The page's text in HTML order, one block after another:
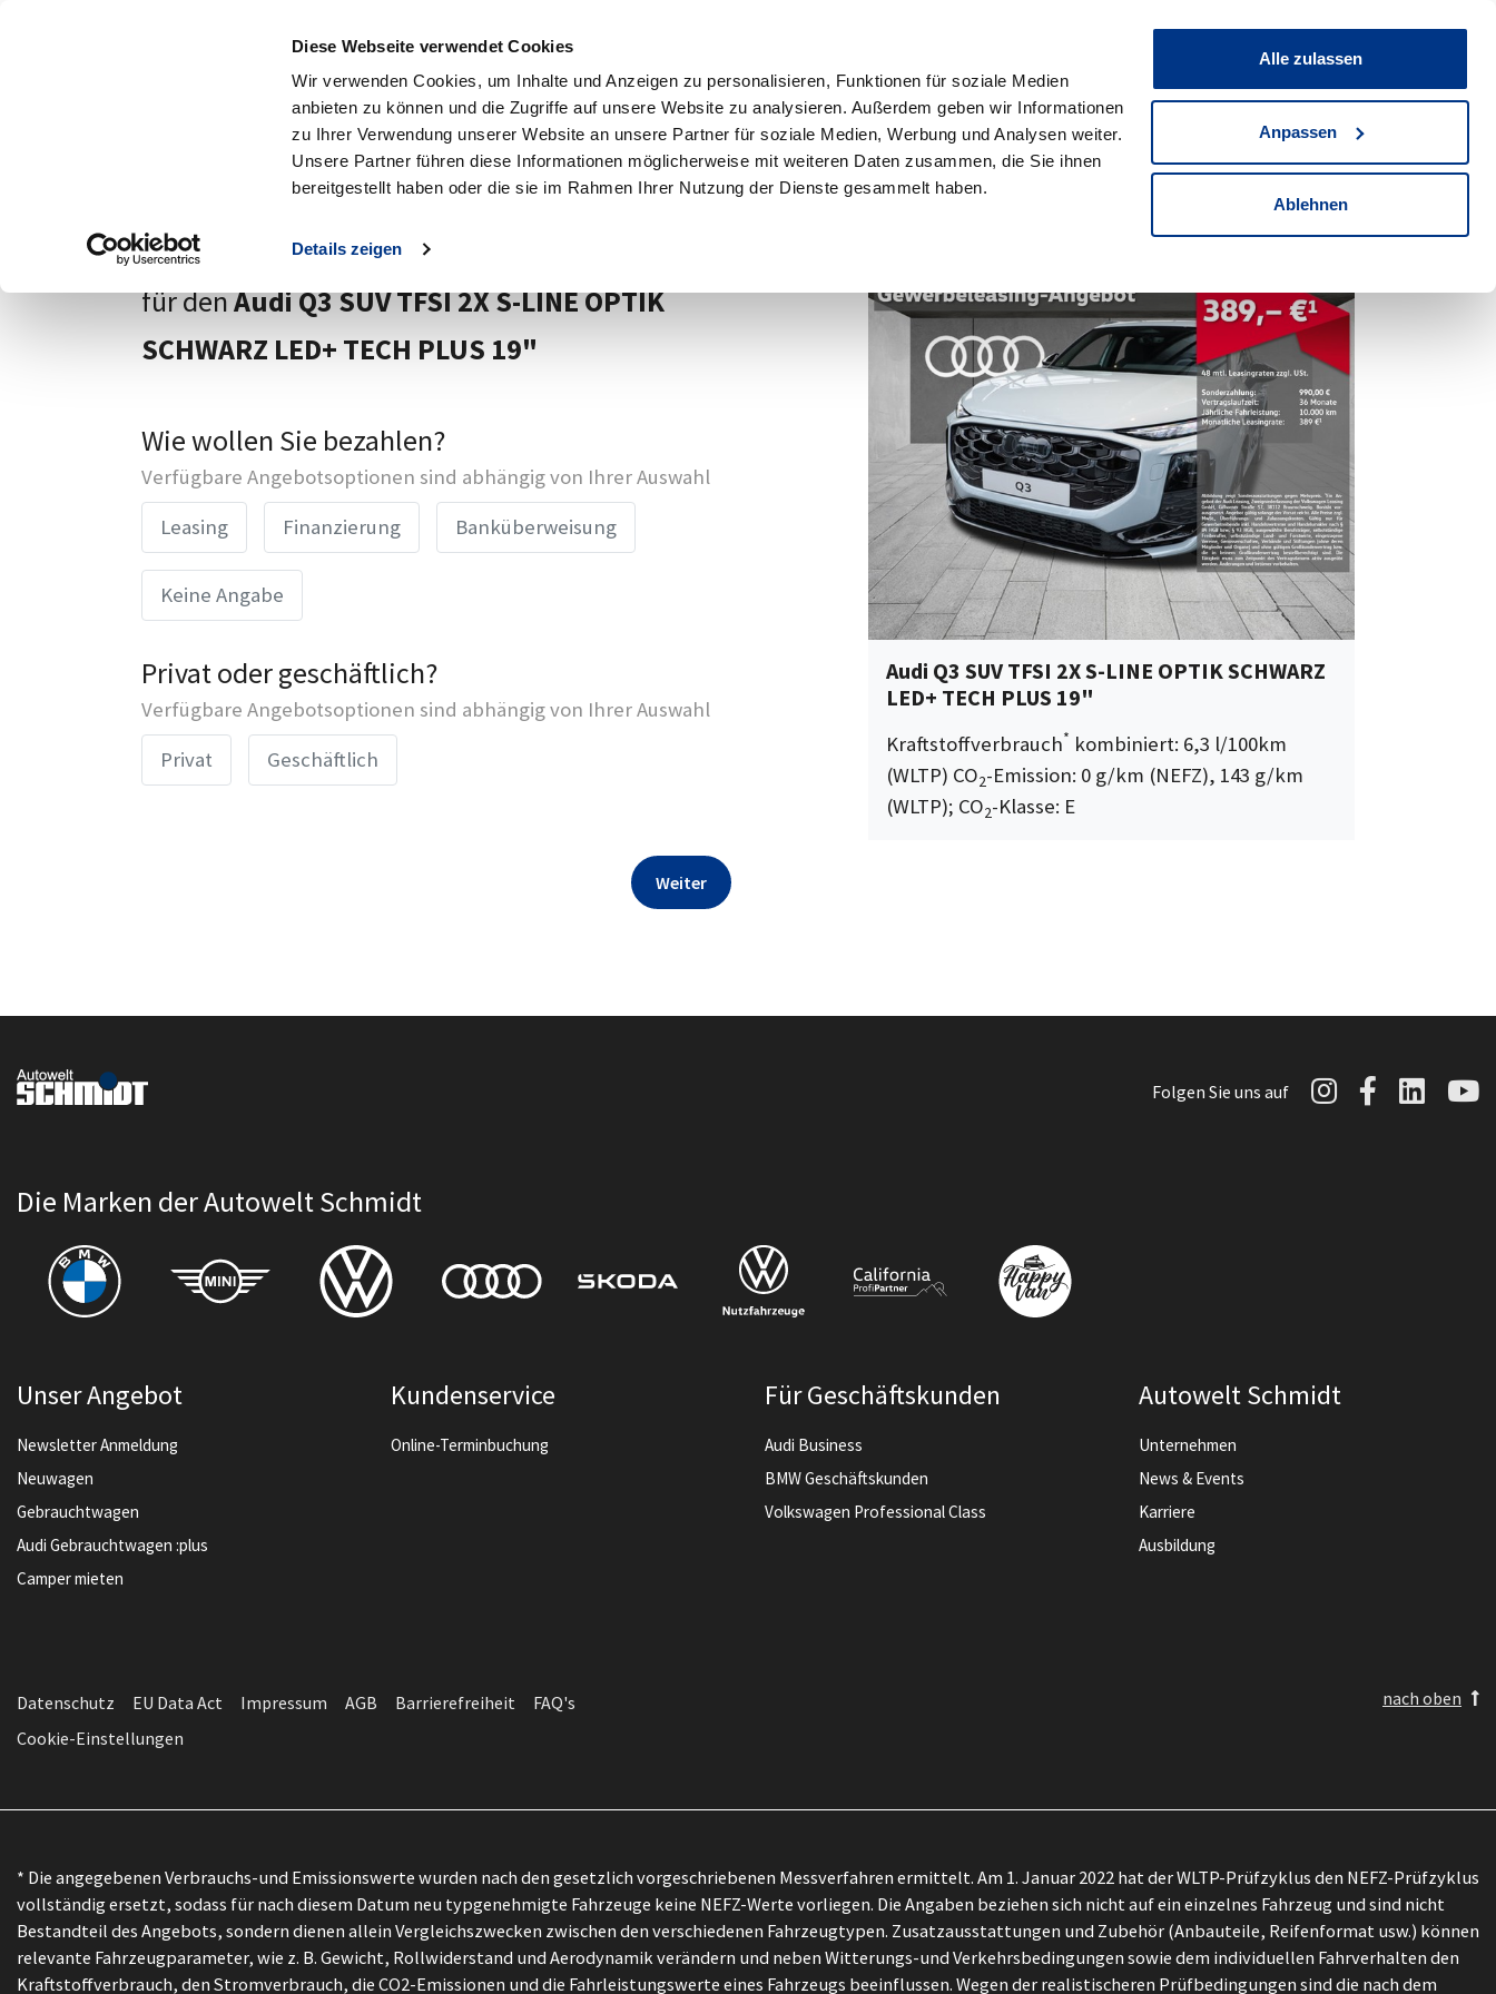
Diese Webseite verwendet Cookies
Wir verwenden Cookies, um Inhalte und Anzeigen zu personalisieren, Funktionen für soziale Medien
anbieten zu können und die Zugriffe auf unsere Website zu analysieren. Außerdem geben wir Informationen
zu Ihrer Verwendung unserer Website an unsere Partner für soziale Medien, Werbung und Analysen weiter.
Unsere Partner führen diese Informationen möglicherweise mit weiteren Daten zusammen, die Sie ihnen
bereitgestellt haben oder die sie im Rahmen Ihrer Nutzung der Dienste gesammelt haben.
Details zeigen
Alle zulassen
Anpassen
Ablehnen
Unternehmen News & Events
3899Fahrzeuge Suche
Ihre Anfrage
für denAudi Q3 SUV TFSI 2X S-LINE OPTIK
SCHWARZ LED+ TECH PLUS 19"
Wie wollen Sie bezahlen?
Verfügbare Angebotsoptionen sind abhängig von Ihrer Auswahl
Leasing
Finanzierung Banküberweisung
Keine Angabe
Privat oder geschäftlich?
Verfügbare Angebotsoptionen sind abhängig von Ihrer Auswahl
Privat
Geschäftlich
Weiter
Audi Q3 SUV TFSI 2X S-LINE OPTIK SCHWARZ
LED+ TECH PLUS 19"
Kraftstoffverbrauch* kombiniert: 6,3 l/100km
(WLTP) CO2-Emission: 0 g/km (NEFZ), 143 g/km
(WLTP); CO2-Klasse: E
Folgen Sie uns auf Autowelt
Die Marken der Autowelt Schmidt
Unser Angebot
Newsletter Anmeldung
Neuwagen
Gebrauchtwagen
Audi Gebrauchtwagen :plus
Camper mieten
Kundenservice
Online-Terminbuchung
Für Geschäftskunden
Audi Business
BMW Geschäftskunden
Volkswagen Professional Class
Autowelt Schmidt
Unternehmen
News & Events
Karriere
Ausbildung
Datenschutz EU Data Act Impressum AGB Barrierefreiheit
FAQ's
Cookie-Einstellungen
nach oben
* Die angegebenen Verbrauchs-und Emissionswerte wurden nach den gesetzlich vorgeschriebenen Messverfahren ermittelt. Am 1. Januar 2022 hat der WLTP-Prüfzyklus den NEFZ-Prüfzyklus
vollständig ersetzt, sodass für nach diesem Datum neu typgenehmigte Fahrzeuge keine NEFZ-Werte vorliegen. Die Angaben beziehen sich nicht auf ein einzelnes Fahrzeug und sind nicht
Bestandteil des Angebots, sondern dienen allein Vergleichszwecken zwischen den verschiedenen Fahrzeugtypen. Zusatzausstattungen und Zubehör (Anbauteile, Reifenformat usw.) können
relevante Fahrzeugparameter, wie z. B. Gewicht, Rollwiderstand und Aerodynamik verändern und neben Witterungs-und Verkehrsbedingungen sowie dem individuellen Fahrverhalten den
Kraftstoffverbrauch, den Stromverbrauch, die CO2-Emissionen und die Fahrleistungswerte eines Fahrzeugs beeinflussen. Wegen der realistischeren Prüfbedingungen sind die nach dem